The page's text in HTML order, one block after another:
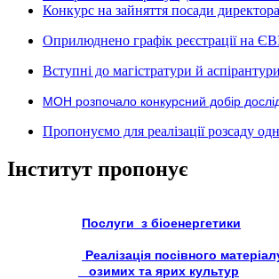
Конкурс на зайняття посади
Оприлюднено графік реєстрації
Вступні до магістратури й
МОН розпочало конкурсний добір
Пропонуємо для реалізації розсаду
Інститут пропонує
Послуги з біоенергетики
Реалізація посівного
озимих та ярих культур